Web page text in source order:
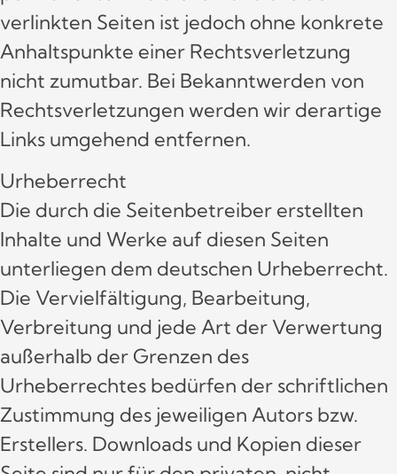
verlinkten Seiten ist jedoch ohne konkrete
Anhaltspunkte einer Rechtsverletzung
nicht zumutbar. Bei Bekanntwerden von
Rechtsverletzungen werden wir derartige
Links umgehend entfernen.
Urheberrecht
Die durch die Seitenbetreiber erstellten
Inhalte und Werke auf diesen Seiten
unterliegen dem deutschen Urheberrecht.
Die Vervielfältigung, Bearbeitung,
Verbreitung und jede Art der Verwertung
außerhalb der Grenzen des
Urheberrechtes bedürfen der schriftlichen
Zustimmung des jeweiligen Autors bzw.
Erstellers. Downloads und Kopien dieser